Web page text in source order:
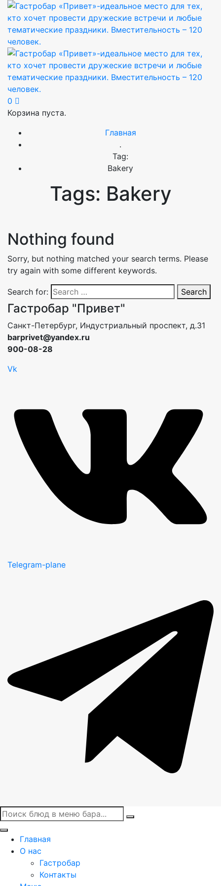
0
Корзина пуста.
Главная
.
Tag:
Bakery
Tags: Bakery
Nothing found
Sorry, but nothing matched your search terms. Please
try again with some different keywords.
Search for: Search
Гастробар "Привет"
Санкт-Петербург, Индустриальный проспект, д.31
barprivet@yandex.ru
900-08-28
Vk
Telegram-plane
Главная
О нас
Гастробар
Контакты